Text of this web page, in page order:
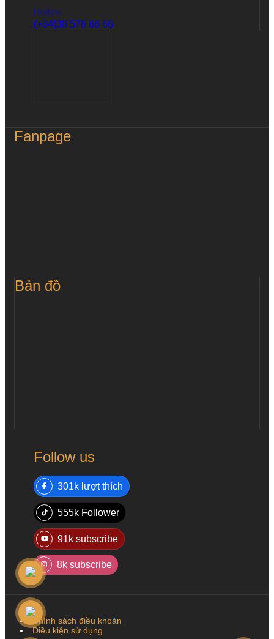
Hotline
(+84)38 576 66 66
Fanpage
Bản đồ
Follow us
301k lượt thích
555k Follower
91k subscribe
8k subscribe
Chính sách điều khoản
Điều kiện sử dụng